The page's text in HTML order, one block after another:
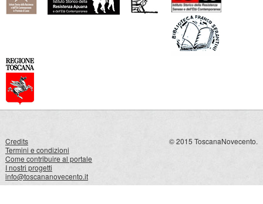
Credits
Termini e condizioni
Come contribuire al portale
I nostri progetti
info@toscananovecento.it
© 2015 ToscanaNovecento.